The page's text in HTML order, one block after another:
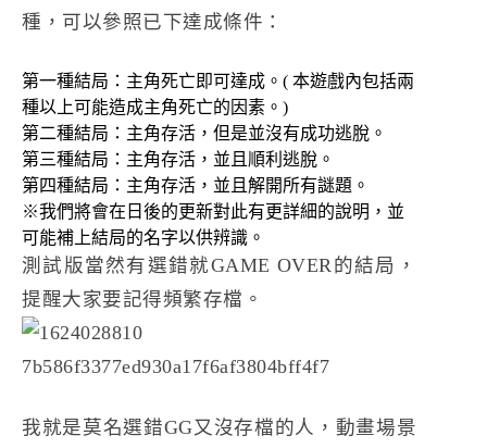
種，可以參照已下達成條件：
第一種結局：主角死亡即可達成。( 本遊戲內包括兩
種以上可能造成主角死亡的因素。)
第二種結局：主角存活，但是並沒有成功逃脫。
第三種結局：主角存活，並且順利逃脫。
​第四種結局：主角存活，並且解開所有謎題。​
※我們將會在日後的更新對此有更詳細的說明，並
可能補上結局的名字以供辨識。
測試版當然有選錯就GAME OVER的結局，
提醒大家要記得頻繁存檔。
我就是莫名選錯GG又沒存檔的人，動畫場景